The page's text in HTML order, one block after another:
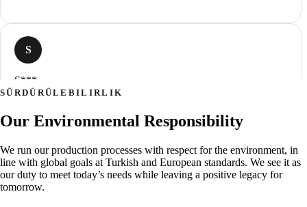
S
S***
Yapılan iş temiz, işin hakkını veriyorlar. Fiyat piyasaya göre
çok uygun, elinden geldiğince yardımcı oluyorlar. Sahibi
Veysel abi ürünü tek tek anlatıyor, bir tane yanlış şey yok.
SÜRDÜRÜLEBILIRLIK
Our Environmental Responsibility
We run our production processes with respect for the environment, in
line with global goals at Turkish and European standards. We see it as
our duty to meet today’s needs while leaving a positive legacy for
tomorrow.